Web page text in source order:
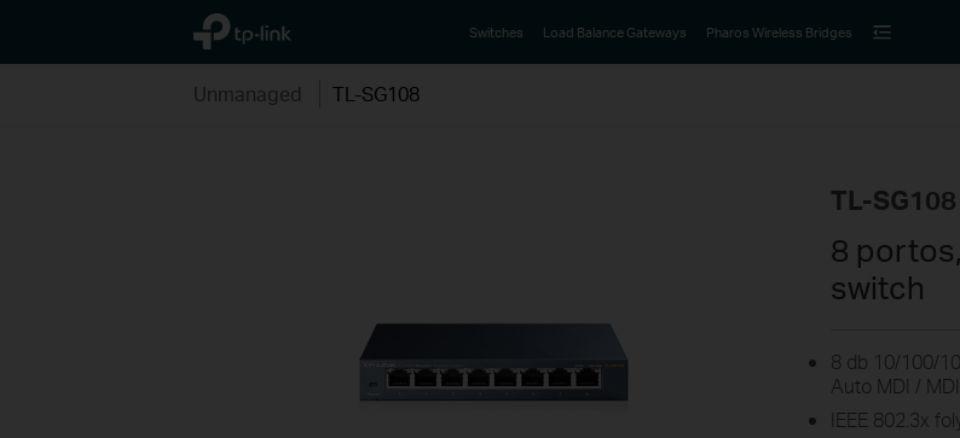
TP-Link, Reliably Smart Switches Load Balance Gateways Pharos Wireless Bridges
Unmanaged TL-SG108
TL-SG108
8
switch
8 db 10/100/
Auto MDI /
IEEE 802.3x